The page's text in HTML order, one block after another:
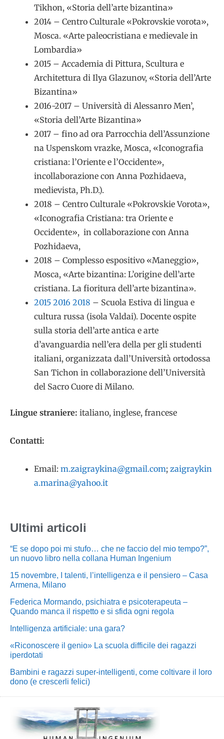
Tikhon, «Storia dell’arte bizantina»
2014 – Centro Culturale «Pokrovskie vorota»,
Mosca. «Arte paleocristiana e medievale in
Lombardia»
2015 – Accademia di Pittura, Scultura e
Architettura di Ilya Glazunov, «Storia dell’Arte
Bizantina»
2016-2017 – Università di Alessanro Men’,
«Storia dell’Arte Bizantina»
2017 – fino ad ora Parrocchia dell’Assunzione
na Uspenskom vrazke, Mosca, «Iconografia
cristiana: l’Oriente e l’Occidente»,
incollaborazione con Anna Pozhidaeva,
medievista, Ph.D.).
2018 – Centro Culturale «Pokrovskie Vorota»,
«Iconografia Cristiana: tra Oriente e
Occidente», in collaborazione con Anna
Pozhidaeva,
2018 – Complesso espositivo «Maneggio»,
Mosca, «Arte bizantina: L’origine dell’arte
cristiana. La fioritura dell’arte bizantina».
2015 2016 2018 – Scuola Estiva di lingua e
cultura russa (isola Valdai). Docente ospite
sulla storia dell’arte antica e arte
d’avanguardia nell’era della per gli studenti
italiani, organizzata dall’Università ortodossa
San Tichon in collaborazione dell’Università
del Sacro Cuore di Milano.
Lingue straniere: italiano, inglese, francese
Contatti:
Email: m.zaigraykina@gmail.com; zaigraykin
a.marina@yahoo.it
Ultimi articoli
“E se dopo poi mi stufo… che ne faccio del mio tempo?”,
un nuovo libro nella collana Human Ingenium
15 novembre, I talenti, l’intelligenza e il pensiero – Casa
Armena, Milano
Federica Mormando, psichiatra e psicoterapeuta –
Quando manca il rispetto e si sfida ogni regola
Intelligenza artificiale: una gara?
«Riconoscere il genio» La scuola difficile dei ragazzi
iperdotati
Bambini e ragazzi super-intelligenti, come coltivare il loro
dono (e crescerli felici)